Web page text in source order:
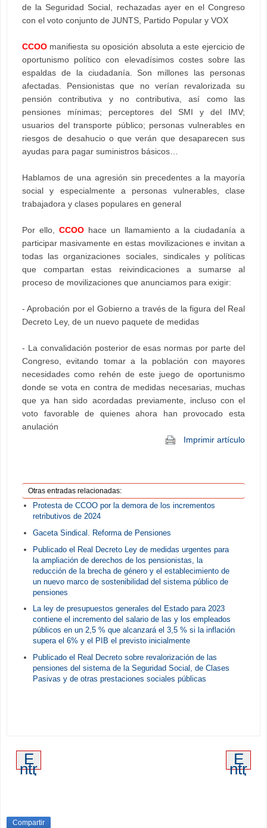
de la Seguridad Social, rechazadas ayer en el Congreso
con el voto conjunto de JUNTS, Partido Popular y VOX
CCOO manifiesta su oposición absoluta a este ejercicio de
oportunismo político con elevadísimos costes sobre las
espaldas de la ciudadanía. Son millones las personas
afectadas. Pensionistas que no verían revalorizada su
pensión contributiva y no contributiva, así como las
pensiones mínimas; perceptores del SMI y del IMV;
usuarios del transporte público; personas vulnerables en
riesgos de desahucio o que verán que desaparecen sus
ayudas para pagar suministros básicos…
Hablamos de una agresión sin precedentes a la mayoría
social y especialmente a personas vulnerables, clase
trabajadora y clases populares en general
Por ello, CCOO hace un llamamiento a la ciudadanía a
participar masivamente en estas movilizaciones e invitan a
todas las organizaciones sociales, sindicales y políticas
que compartan estas reivindicaciones a sumarse al
proceso de movilizaciones que anunciamos para exigir:
- Aprobación por el Gobierno a través de la figura del Real
Decreto Ley, de un nuevo paquete de medidas
- La convalidación posterior de esas normas por parte del
Congreso, evitando tomar a la población con mayores
necesidades como rehén de este juego de oportunismo
donde se vota en contra de medidas necesarias, muchas
que ya han sido acordadas previamente, incluso con el
voto favorable de quienes ahora han provocado esta
anulación
Imprimir artículo
Otras entradas relacionadas:
Protesta de CCOO por la demora de los incrementos
retributivos de 2024
Gaceta Sindical. Reforma de Pensiones
Publicado el Real Decreto Ley de medidas urgentes para
la ampliación de derechos de los pensionistas, la
reducción de la brecha de género y el establecimiento de
un nuevo marco de sostenibilidad del sistema público de
pensiones
La ley de presupuestos generales del Estado para 2023
contiene el incremento del salario de las y los empleados
públicos en un 2,5 % que alcanzará el 3,5 % si la inflación
supera el 6% y el PIB el previsto inicialmente
Publicado el Real Decreto sobre revalorización de las
pensiones del sistema de la Seguridad Social, de Clases
Pasivas y de otras prestaciones sociales públicas
E
ntr
ad
re
E
ntr
ad
Compartir